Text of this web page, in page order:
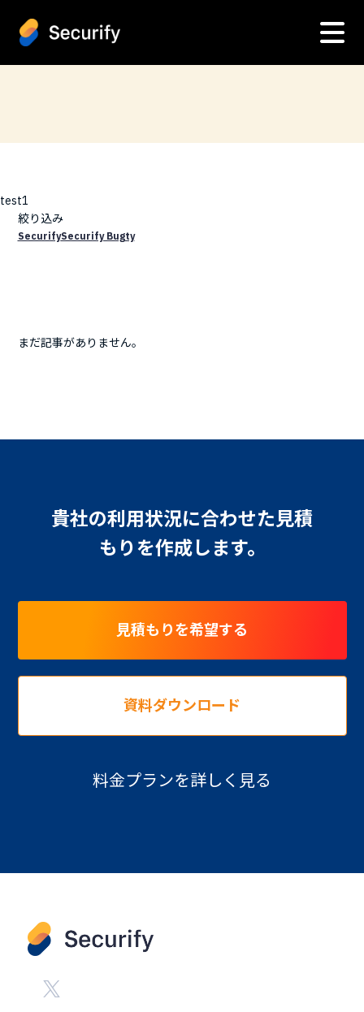
test1
絞り込み
SecurifySecurify Bugty
まだ記事がありません。
貴社の利用状況に合わせた見積
もりを作成します。
見積もりを希望する
資料ダウンロード
料金プランを詳しく見る